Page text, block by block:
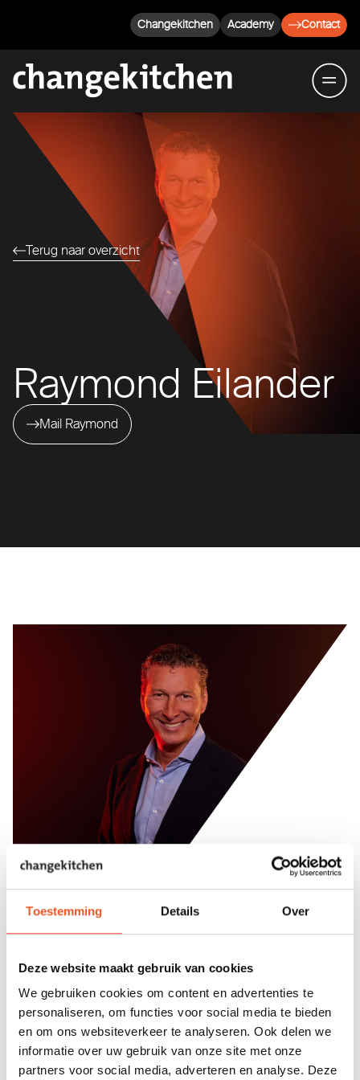
Toestemming Details Over
Deze website maakt gebruik van cookies
We gebruiken cookies om content en advertenties te
personaliseren, om functies voor social media te bieden
en om ons websiteverkeer te analyseren. Ook delen we
informatie over uw gebruik van onze site met onze
partners voor social media, adverteren en analyse. Deze
Changekitchen Academy Contact
Terug naar overzicht
Raymond Eilander
Mail Raymond
implementatie en performance voor leiders en
professionals die het verschil willen maken. Hij heeft een
besmettelijke energie en weet enthousiasme aan te boren
om moedige keuzes te maken, expliciet te werken en de